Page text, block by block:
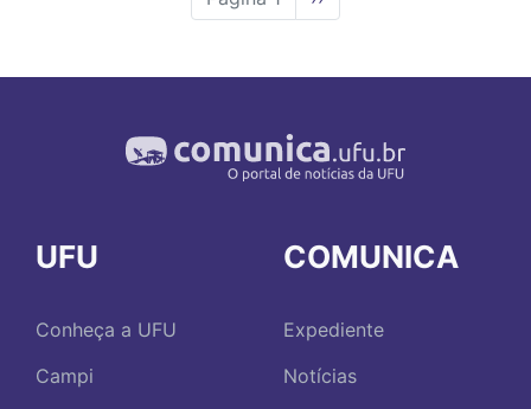
página
UFU
Conheça a UFU
Campi
COMUNICA
Expediente
Notícias